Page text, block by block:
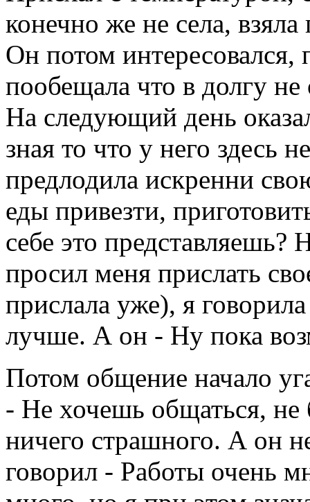
конечно же не села,
Он потом
пообещала что в долгу
На следующий день
зная то что у него здесь
предлодила искренни
еды привезти,
себе это
просил меня прислать
прислала уже), я
лучше. А он - Ну пока
Потом общение начало
- Не хочешь общаться, не
ничего страшного. А он
говорил - Работы очень